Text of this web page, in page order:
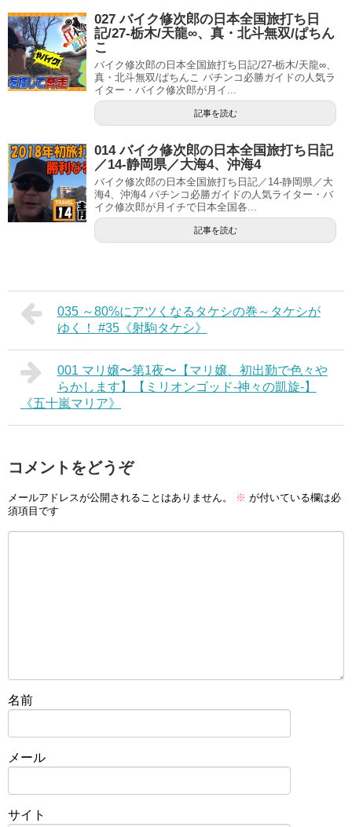
027 バイク修次郎の日本全国旅打ち日
記/27-栃木/天龍∞、真・北斗無双/ぱちん
こ
バイク修次郎の日本全国旅打ち日記/27-栃木/天龍∞、
真・北斗無双/ぱちんこ パチンコ必勝ガイドの人気ラ
イター・バイク修次郎が月イ...
記事を読む
014 バイク修次郎の日本全国旅打ち日記
／14-静岡県／大海4、沖海4
バイク修次郎の日本全国旅打ち日記／14-静岡県／大
海4、沖海4 パチンコ必勝ガイドの人気ライター・バ
イク修次郎が月イチで日本全国各...
記事を読む
035 ～80%にアツくなるタケシの巻～タケシが
ゆく！ #35《射駒タケシ》
001 マリ嬢〜第1夜〜【マリ嬢、初出勤で色々や
らかします】【ミリオンゴッド‐神々の凱旋‐】
《五十嵐マリア》
コメントをどうぞ
メールアドレスが公開されることはありません。 ※ が付いている欄は必
須項目です
名前
メール
サイト